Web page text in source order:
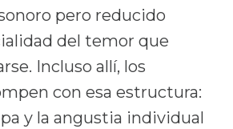
pero reducido
del temor que
Incluso allí, los
con esa estructura:
y la angustia individual